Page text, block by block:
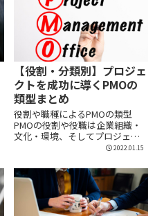
【役割・分類別】プロジェ
クトを成功に導くPMOの
類型まとめ
役割や職種によるPMOの類型
PMOの役割や役職は企業組織・
文化・環境、そしてプロジェク
2022.01.15